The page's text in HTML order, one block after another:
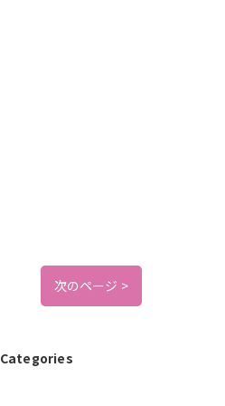
次のページ >
Categories